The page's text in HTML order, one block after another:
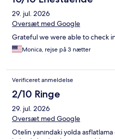
29. jul. 2026
Oversæt med Google
Grateful we were able to check
Monica, rejse på 3 nætter
Verificeret anmeldelse
2/10 Ringe
29. jul. 2026
Oversæt med Google
Otelin yanındaki yolda